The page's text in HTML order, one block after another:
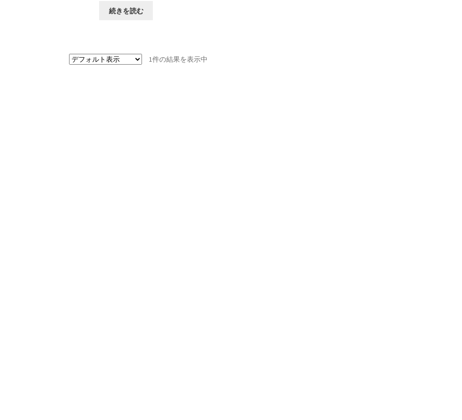
続きを読む
1件の結果を表示中